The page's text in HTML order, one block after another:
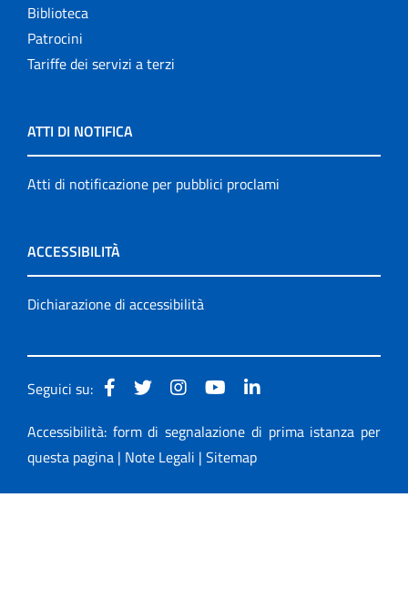
Biblioteca
Patrocini
Tariffe dei servizi a terzi
ATTI DI NOTIFICA
Atti di notificazione per pubblici proclami
ACCESSIBILITÀ
Dichiarazione di accessibilità
Seguici su:
Accessibilità: form di segnalazione di prima istanza per
questa pagina | Note Legali | Sitemap